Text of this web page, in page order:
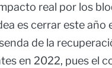
real por los
es cerrar este
de la
en 2022, pues el